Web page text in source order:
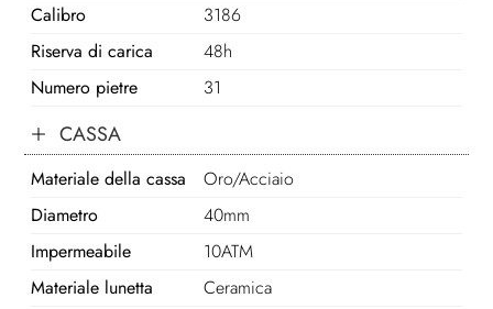
Calibro
3186
Riserva di carica
48h
Numero pietre
31
CASSA
Materiale della cassa
Oro/Acciaio
Diametro
40mm
Impermeabile
10ATM
Materiale lunetta
Ceramica